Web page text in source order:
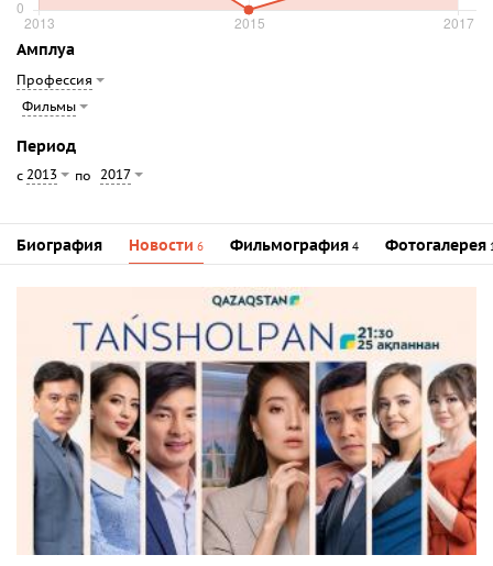
Амплуа
Профессия
Фильмы
Период
с 2013 по 2017
Биография Новости 6 Фильмография 4 Фотогалерея